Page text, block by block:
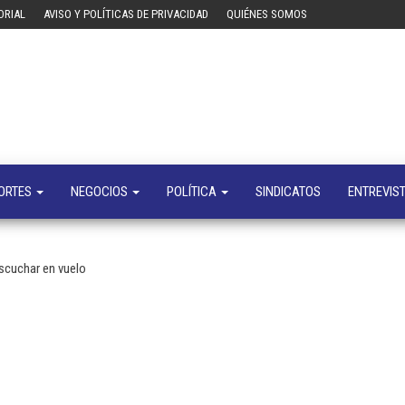
AVISO Y POLÍTICAS DE PRIVACIDAD QUIÉNES SOMOS
negocios
NEGOCIOS POLÍTICA SINDICATOS
en vuelo